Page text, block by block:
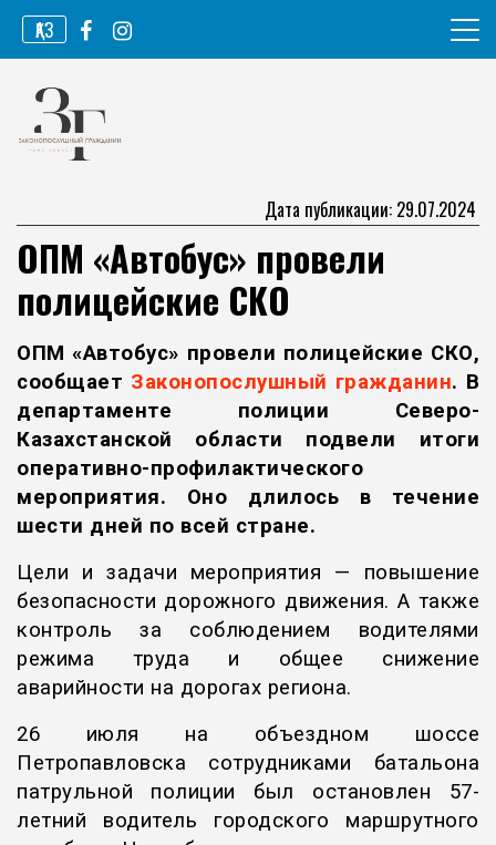
Перейти
содержимому
ҚАЗ
Законопослушный гражданин
Дата публикации: 29.07.2024
ОПМ «Автобус» провели
полицейские СКО
ОПМ «Автобус» провели полицейские СКО,
сообщает Законопослушный гражданин. В
департаменте полиции Северо-
Казахстанской области подвели итоги
оперативно-профилактического
мероприятия. Оно длилось в течение
шести дней по всей стране.
Цели и задачи мероприятия — повышение
безопасности дорожного движения. А также
контроль за соблюдением водителями
режима труда и общее снижение
аварийности на дорогах региона.
26 июля на объездном шоссе
Петропавловска сотрудниками батальона
патрульной полиции был остановлен 57-
летний водитель городского маршрутного